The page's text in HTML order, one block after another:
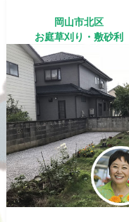
岡山市北区
お庭草刈り・敷砂利